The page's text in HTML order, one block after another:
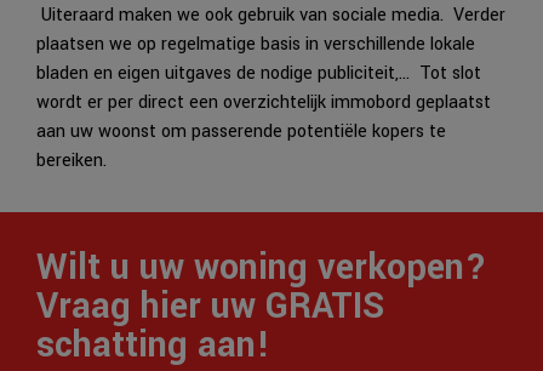
Uiteraard maken we ook gebruik van sociale media. Verder
plaatsen we op regelmatige basis in verschillende lokale
bladen en eigen uitgaves de nodige publiciteit,… Tot slot
wordt er per direct een overzichtelijk immobord geplaatst
aan uw woonst om passerende potentiële kopers te
bereiken.
Wilt u uw woning verkopen?
Vraag hier uw GRATIS
schatting aan!